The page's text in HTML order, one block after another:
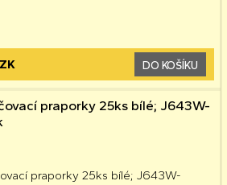
DO KOŠÍKU
praporky 25ks bílé; J643W-
praporky 25ks bílé; J643W-